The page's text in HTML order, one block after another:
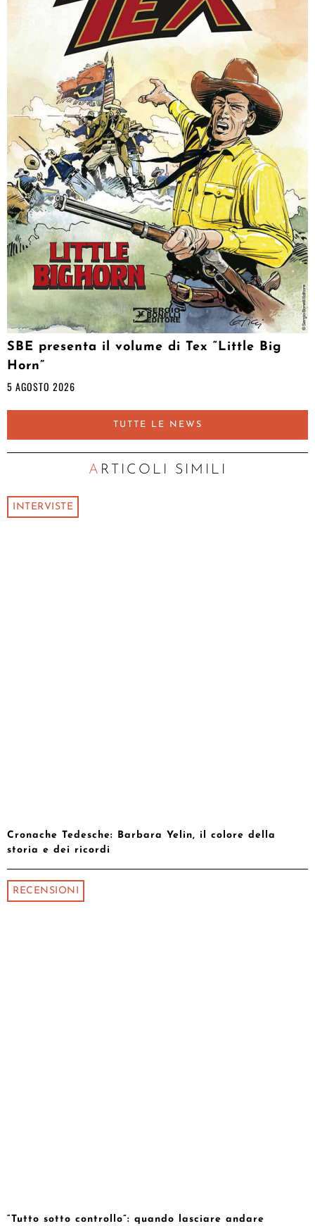
SBE presenta il volume di Tex “Little Big
Horn”
5 AGOSTO 2026
TUTTE LE NEWS
ARTICOLI SIMILI
INTERVISTE
Cronache Tedesche: Barbara Yelin, il colore della
storia e dei ricordi
RECENSIONI
“Tutto sotto controllo”: quando lasciare andare